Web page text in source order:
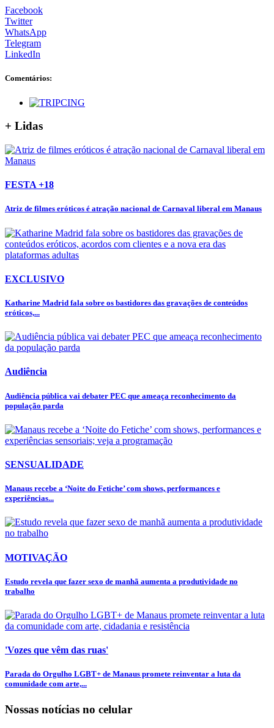
Facebook
Twitter
WhatsApp
Telegram
LinkedIn
Comentários:
+ Lidas
FESTA +18
Atriz de filmes eróticos é atração nacional de Carnaval liberal em Manaus
EXCLUSIVO
Katharine Madrid fala sobre os bastidores das gravações de conteúdos
eróticos,...
Audiência
Audiência pública vai debater PEC que ameaça reconhecimento da
população parda
SENSUALIDADE
Manaus recebe a ‘Noite do Fetiche’ com shows, performances e
experiências...
MOTIVAÇÃO
Estudo revela que fazer sexo de manhã aumenta a produtividade no
trabalho
'Vozes que vêm das ruas'
Parada do Orgulho LGBT+ de Manaus promete reinventar a luta da
comunidade com arte,...
Nossas notícias no celular